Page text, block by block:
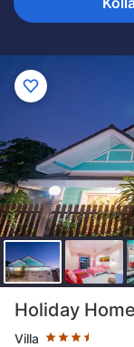
Holiday
Villa